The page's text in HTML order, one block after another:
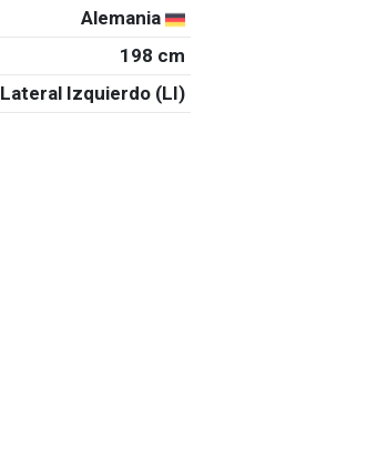
Alemania
198 cm
Lateral Izquierdo (LI)